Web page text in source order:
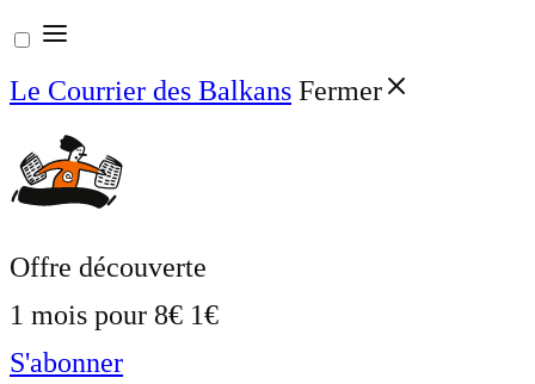
Aller
au
contenu
Le Courrier des Balkans Fermer
Offre découverte
1 mois pour 8€ 1€
S'abonner